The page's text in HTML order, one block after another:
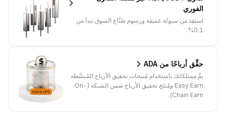
الفوري
استفِد من سيولة عميقة ورسوم صُنَّاع السوق تبدأ من
0.1%.
حقِّق أرباحًا من ADA
نمِّ ممتلكاتك باستخدام مُنتجات تحقيق الأرباح المُبسَّطة
Easy Earn ومُنتَج تحقيق الأرباح ضمن الشبكة (On-
Chain Earn).